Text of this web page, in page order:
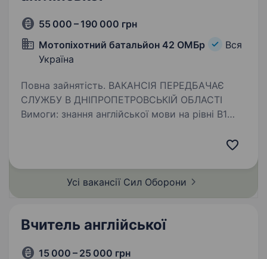
55 000 – 190 000 грн
Мотопіхотний батальйон 42 ОМБр
Вся
Україна
Повна зайнятість. ВАКАНСІЯ ПЕРЕДБАЧАЄ
СЛУЖБУ В ДНІПРОПЕТРОВСЬКІЙ ОБЛАСТІ
Вимоги: знання англійської мови на рівні B1
Усі вакансії Сил Оборони
Вчитель англійської
15 000 – 25 000 грн